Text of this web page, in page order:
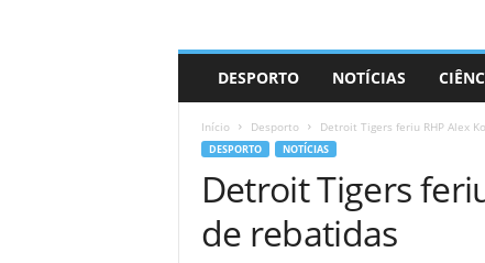
r
DESPORTO NOTÍCIAS
Início Desporto Detroit Tigers feriu RHP Alex
DESPORTO NOTÍCIAS
Detroit Tigers
de rebatidas